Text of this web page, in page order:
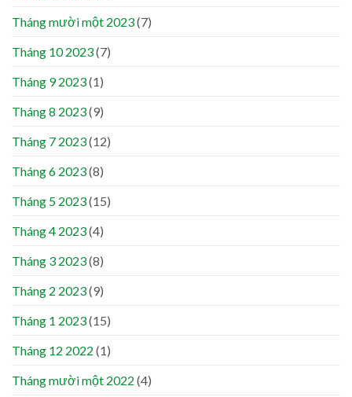
Tháng mười một 2023(7)
Tháng 10 2023(7)
Tháng 9 2023(1)
Tháng 8 2023(9)
Tháng 7 2023(12)
Tháng 6 2023(8)
Tháng 5 2023(15)
Tháng 4 2023(4)
Tháng 3 2023(8)
Tháng 2 2023(9)
Tháng 1 2023(15)
Tháng 12 2022 (1)
Tháng mười một 2022 (4)